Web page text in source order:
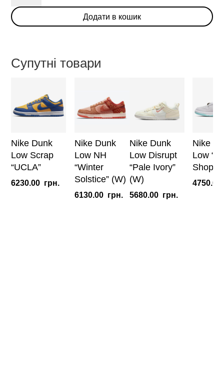
Low
Easter
Додати в кошик
Супутні товари
Nike Dunk
Low Scrap
“UCLA”
6230.00 грн.
Nike Dunk
Low NH
“Winter
Solstice” (W)
6130.00 грн.
Nike Dunk
Low Disrupt
“Pale Ivory”
(W)
5680.00 грн.
Nike
Low
Shop”
4750.00